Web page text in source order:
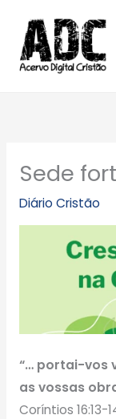
para
conteúdo
Sede
Diário Cristão
“… portai-vos
as vossas
Coríntios 16:13-